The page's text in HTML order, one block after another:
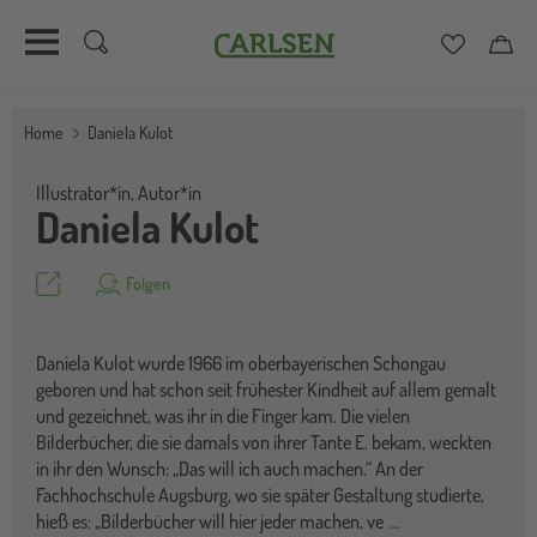
zum
Carlsen
Home Daniela Kulot
Daniela Kulot
Illustrator*in, Autor*in
Teilen Folgen
Daniela Kulot wurde 1966 im oberbayerischen Schongau
geboren und hat schon seit frühester Kindheit auf allem gemalt
und gezeichnet, was ihr in die Finger kam. Die vielen
Bilderbücher, die sie damals von ihrer Tante E. bekam, weckten
in ihr den Wunsch: „Das will ich auch machen.“ An der
Fachhochschule Augsburg, wo sie später Gestaltung studierte,
hieß es: „Bilderbücher will hier jeder machen, ve ...